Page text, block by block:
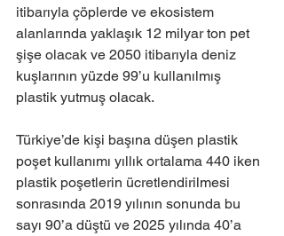
itibarıyla çöplerde ve ekosistem
alanlarında yaklaşık 12 milyar ton pet
şişe olacak ve 2050 itibarıyla deniz
kuşlarının yüzde 99’u kullanılmış
plastik yutmuş olacak.
Türkiye’de kişi başına düşen plastik
poşet kullanımı yıllık ortalama 440 iken
plastik poşetlerin ücretlendirilmesi
sonrasında 2019 yılının sonunda bu
sayı 90’a düştü ve 2025 yılında 40’a